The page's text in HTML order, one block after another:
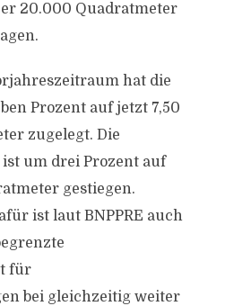
20.000 Quadratmeter
hat die
Prozent auf jetzt 7,50
zugelegt. Die
um drei Prozent auf
gestiegen.
ist laut BNPPRE auch
für
bei gleichzeitig weiter